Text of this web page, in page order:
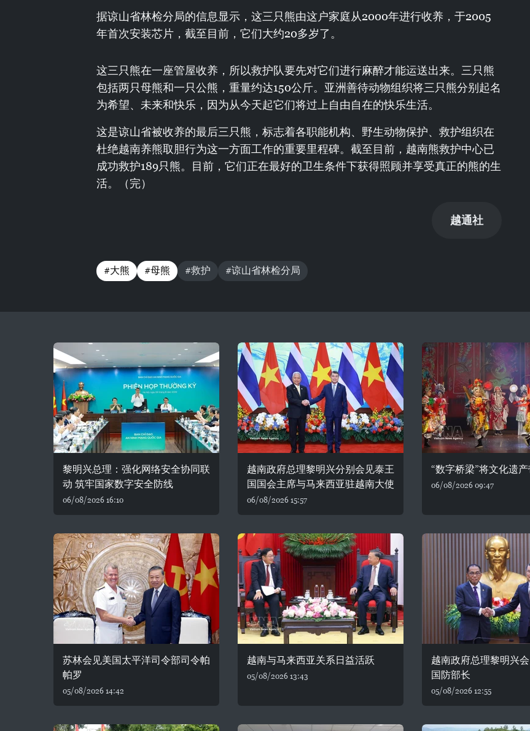
据谅山省林检分局的信息显示，这三只熊由这户家庭从2000年进行收养，于2005
年首次安装芯片，截至目前，它们大约20多岁了。
这三只熊在一座管屋收养，所以救护队要先对它们进行麻醉才能运送出来。三只熊
包括两只母熊和一只公熊，重量约达150公斤。亚洲善待动物组织将三只熊分别起名
为希望、未来和快乐，因为从今天起它们将过上自由自在的快乐生活。
这是谅山省被收养的最后三只熊，标志着各职能机构、野生动物保护、救护组织在
杜绝越南养熊取胆行为这一方面工作的重要里程碑。截至目前，越南熊救护中心已
成功救护189只熊。目前，它们正在最好的卫生条件下获得照顾并享受真正的熊的生
活。（完）
越通社
#大熊 #母熊 #救护 #谅山省林检分局
黎明兴总理：强化网络安全协同联
动 筑牢国家数字安全防线
06/08/2026 16:10
越南政府总理黎明兴分别会见泰王
国国会主席与马来西亚驻越南大使
06/08/2026 15:57
“数字桥梁”将文化遗
06/08/2026 09:47
苏林会见美国太平洋司令部司令帕
帕罗
05/08/2026 14:42
越南与马来西亚关系日益活跃
05/08/2026 13:43
越南政府总理黎明兴
国防部长
05/08/2026 12:55